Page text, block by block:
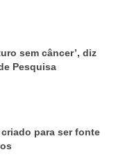
sem câncer’, diz
Pesquisa
para ser fonte